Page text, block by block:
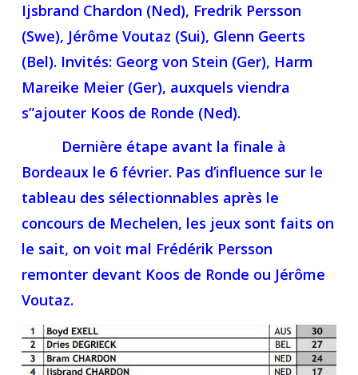
Ijsbrand Chardon (Ned), Fredrik Persson
(Swe), Jérôme Voutaz (Sui), Glenn Geerts
(Bel). Invités: Georg von Stein (Ger), Harm
Mareike Meier (Ger), auxquels viendra
s”ajouter Koos de Ronde (Ned).
Dernière étape avant la finale à
Bordeaux le 6 février. Pas d’influence sur le
tableau des sélectionnables après le
concours de Mechelen, les jeux sont faits on
le sait, on voit mal Frédérik Persson
remonter devant Koos de Ronde ou Jérôme
Voutaz.